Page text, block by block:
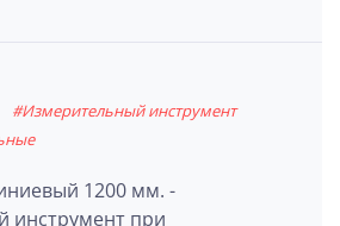
#Измерительный инструмент
1200 мм. -
инструмент при